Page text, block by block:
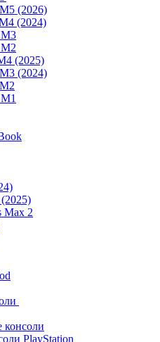
(2026)
(2024)
(2025)
(2024)
Max 2
PlayStation